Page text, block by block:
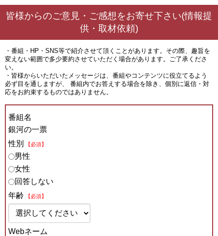
皆様からのご意見・ご感想をお寄せ下さい(情報提
供・取材依頼)
・番組・HP・SNS等で紹介させて頂くことがあります。その際、趣旨を
変えない範囲で多少要約させていただく場合があります。ご了承くださ
い。
・皆様からいただいたメッセージは、番組やコンテンツに役立てるよう
必ず目を通しますが、 番組内でお答えする場合を除き、個別に返信・対
応をお約束するものではありません。
番組名
銀河の一票
性別
【必須】
男性
女性
回答しない
年齢
【必須】
Webネーム